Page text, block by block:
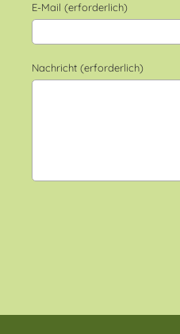
E-Mail (erforderlich)
Nachricht (erforderlich)